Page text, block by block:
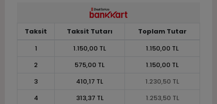
Taksit Taksit Tutarı
Toplam Tutar
1
1.150,00 TL
1.150,00 TL
2
575,00 TL
1.150,00 TL
3
410,17 TL
1.230,50 TL
4
313,37 TL
1.253,50 TL